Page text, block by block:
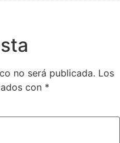
no será publicada. Los
con *